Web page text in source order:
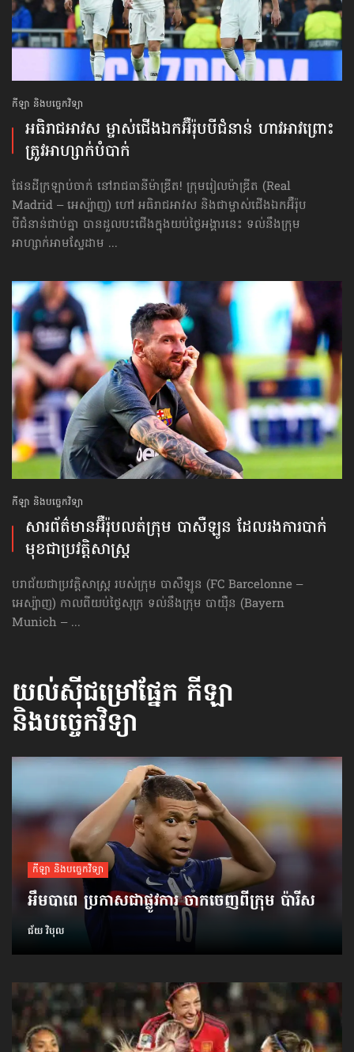
កីឡា និងបច្ចេកវិទ្យា
អធិរាជអាវស ម្ចាស់​ជើងឯក​អ៊ឺរ៉ុប​បីជំនាន់ ហាវអាវ​ព្រោះ​
ត្រូវ​អាហ្សាក់​បំបាក់
ផែនដីក្រឡាប់ចាក់ នៅរាជធានីម៉ាឌ្រីត! ក្រុមរៀលម៉ាឌ្រីត (Real
Madrid – អេស្ប៉ាញ) ហៅ អធិរាជអាវស និងជាម្ចាស់ជើងឯកអ៊ឺរ៉ុប
បីជំនាន់ជាប់គ្នា បានដួលបះជើងក្នុងយប់ថ្ងៃអង្គារនេះ ទល់នឹងក្រុម
អាហ្សាក់អាមស្ទែដាម ...
កីឡា និងបច្ចេកវិទ្យា
សារព័ត៌មានអ៊ឺរ៉ុប​លត់ក្រុម បាសឺឡូន ដែលរង​ការបាក់
មុខ​ជាប្រវត្តិសាស្ត្រ
បរាជ័យជាប្រវត្តិសាស្ត្រ របស់ក្រុម បាសឺឡូន (FC Barcelonne –
អេស្ប៉ាញ) កាលពីយប់​ថ្ងៃសុក្រ ទល់នឹងក្រុម បាយ៉ឺន (Bayern
Munich – ...
យល់ស៊ីជម្រៅផ្នែក កីឡា
និងបច្ចេកវិទ្យា
កីឡា និងបច្ចេកវិទ្យា
អឹមបាពេ ប្រកាសជាផ្លូវការ ចាកចេញពីក្រុម ប៉ារីស
ជ័យ វិបុល